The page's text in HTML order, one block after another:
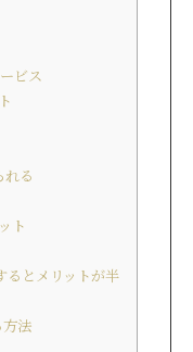
ビス
る
ト
るとメリットが半
法